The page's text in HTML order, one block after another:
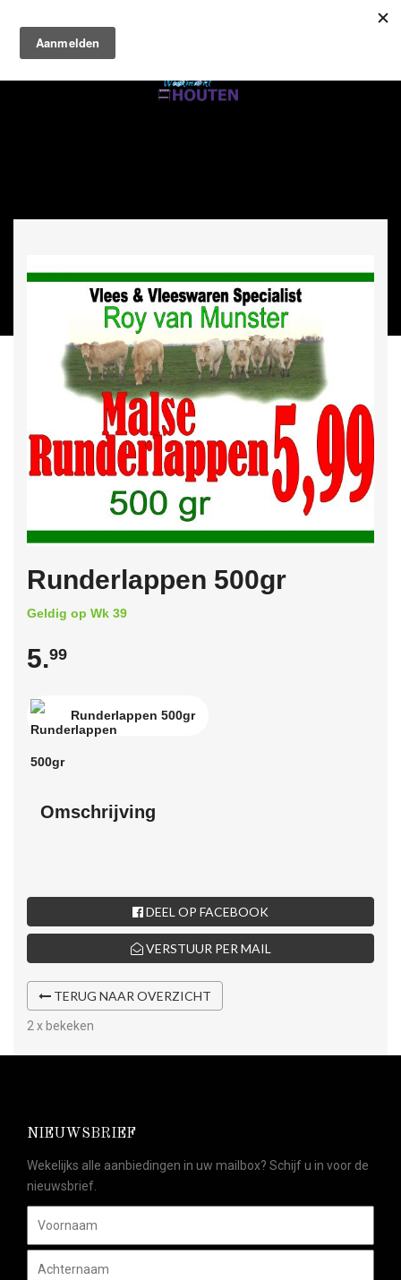
Runderlappen 500gr
Geldig op Wk 39
5.99
Runderlappen 500gr
Omschrijving
DEEL OP FACEBOOK
VERSTUUR PER MAIL
TERUG NAAR OVERZICHT
2 x bekeken
NIEUWSBRIEF
Wekelijks alle aanbiedingen in uw mailbox? Schijf u in voor de
nieuwsbrief.